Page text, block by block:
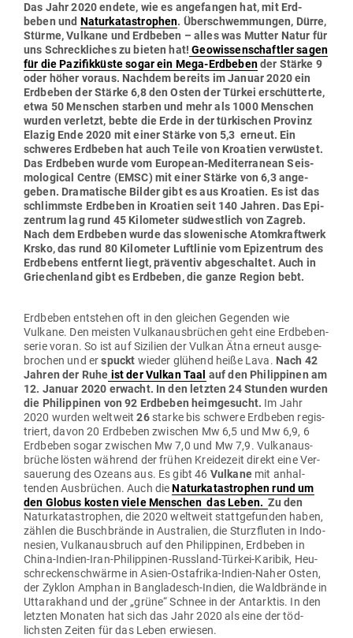
Das Jahr 2020 endete, wie es ange­fangen hat, mit Erd­
beben und Natur­ka­ta­strophen. Über­schwem­mungen, Dürre,
Stürme, Vulkane und Erd­beben – alles was Mutter Natur für
uns Schreck­liches zu bieten hat! Geo­wis­sen­schaftler sagen
für die Pazi­fik­küste sogar ein Mega-Erd­bebender Stärke 9
oder höher voraus. Nachdem bereits im Januar 2020 ein
Erd­beben der Stärke 6,8 den Osten der Türkei erschüt­terte,
etwa 50 Men­schen starben und mehr als 1000 Men­schen
wurden ver­letzt, bebte die Erde in der tür­ki­schen Provinz
Elazig Ende 2020 mit einer Stärke von 5,3 erneut. Ein
schweres Erd­beben hat auch Teile von Kroatien ver­wüstet.
Das Erd­beben wurde vom European-Medi­ter­ranean Seis­
mo­lo­gical Centre (EMSC) mit einer Stärke von 6,3 ange­
geben. Dra­ma­tische Bilder gibt es aus Kroatien. Es ist das
schlimmste Erd­beben in Kroatien seit 140 Jahren. Das Epi­
zentrum lag rund 45 Kilo­meter süd­westlich von Zagreb.
Nach dem Erd­beben wurde das slo­we­nische Atom­kraftwerk
Krsko, das rund 80 Kilo­meter Luft­linie vom Epi­zentrum des
Erd­bebens ent­fernt liegt, prä­ventiv abge­schaltet. Auch in
Grie­chenland gibt es Erd­beben, die ganze Region bebt.
Erd­beben ent­stehen oft in den gleichen Gegenden wie
Vulkane. Den meisten Vul­kan­aus­brüchen geht eine Erd­be­ben­
serie voran. So ist auf Sizilien der Vulkan Ätna erneut aus­ge­
brochen und erspuckt wieder glühend heiße Lava. Nach 42
Jahren der Ruhe ist der Vulkan Taal auf den Phil­ip­pinen am
12. Januar 2020 erwacht. In den letzten 24 Stunden wurden
die Phil­ip­pinen von 92 Erd­beben heim­ge­sucht. Im Jahr
2020 wurden weltweit26starke bis schwere Erd­beben regis­
triert, davon 20 Erd­beben zwi­schen Mw 6,5 und Mw 6,9, 6
Erd­beben sogar zwi­schen Mw 7,0 und Mw 7,9. Vul­kan­aus­
brüche lösten während der frühen Krei­dezeit direkt eine Ver­
sauerung des Ozeans aus. Es gibt 46 Vulkanemit anhal­
tenden Aus­brüchen. Auch dieNatur­ka­ta­strophen rund um
den Globus kosten viele Men­schen das Leben.Zu den
Natur­ka­ta­strophen, die 2020 weltweit statt­ge­funden haben,
zählen die Busch­brände in Aus­tralien, die Sturz­fluten in Indo­
nesien, Vul­kan­aus­bruch auf den Phil­ip­pinen, Erd­beben in
China-Indien-Iran-Phil­ip­pinen-Russland-Türkei-Karibik, Heu­
schre­cken­schwärme in Asien-Ost­afrika-Indien-Naher Osten,
der Zyklon Amphan in Ban­gla­desch-Indien, die Wald­brände in
Utta­rakhand und der „grüne“ Schnee in der Ant­arktis. In den
letzten Monaten hat sich das Jahr 2020 als eine der töd­
lichsten Zeiten für das Leben erwiesen.